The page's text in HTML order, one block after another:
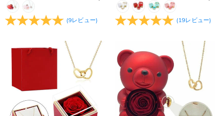
(9レビュー) (19レビュー)